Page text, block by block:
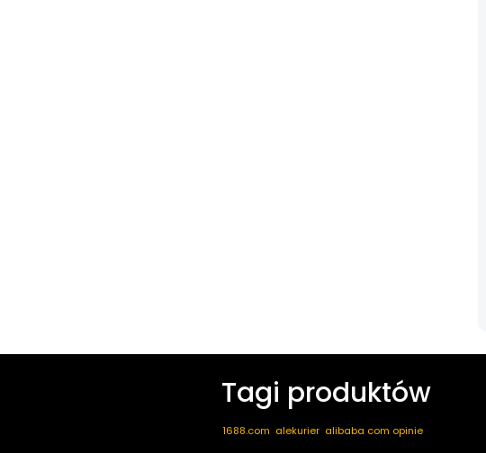
Tagi produktów
1688.com alekurier alibaba com opinie